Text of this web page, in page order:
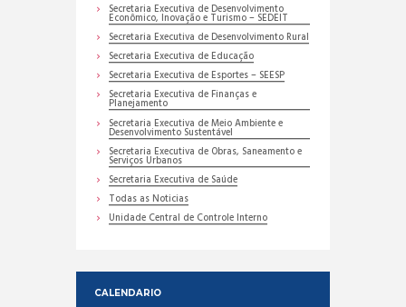
Secretaria Executiva de Desenvolvimento
Econômico, Inovação e Turismo – SEDEIT
Secretaria Executiva de Desenvolvimento Rural
Secretaria Executiva de Educação
Secretaria Executiva de Esportes – SEESP
Secretaria Executiva de Finanças e
Planejamento
Secretaria Executiva de Meio Ambiente e
Desenvolvimento Sustentável
Secretaria Executiva de Obras, Saneamento e
Serviços Urbanos
Secretaria Executiva de Saúde
Todas as Noticias
Unidade Central de Controle Interno
CALENDARIO